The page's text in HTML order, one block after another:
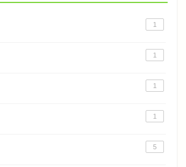
1
1
1
1
5